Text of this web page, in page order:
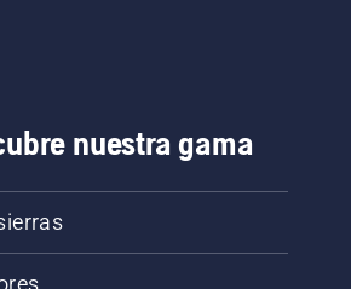
nuestra gama